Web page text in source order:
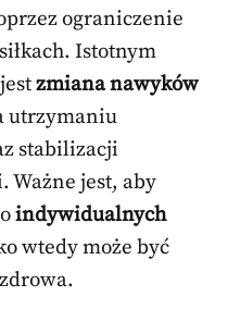
ograniczenie
Istotnym
zmiana nawyków
utrzymaniu
stabilizacji
Ważne jest, aby
indywidualnych
wtedy może być